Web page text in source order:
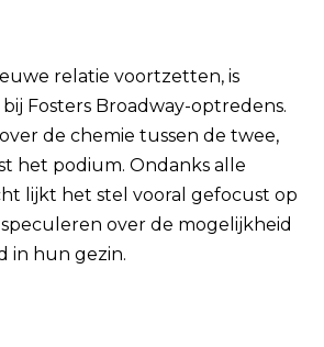
relatie voortzetten, is
Fosters Broadway-optredens.
de chemie tussen de twee,
het podium. Ondanks alle
lijkt het stel vooral gefocust op
over de mogelijkheid
in hun gezin.